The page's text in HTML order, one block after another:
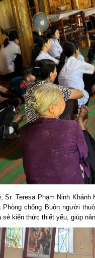
Teresa Phạm Ninh
chống Buôn người
kiến thức thiết yếu, giúp